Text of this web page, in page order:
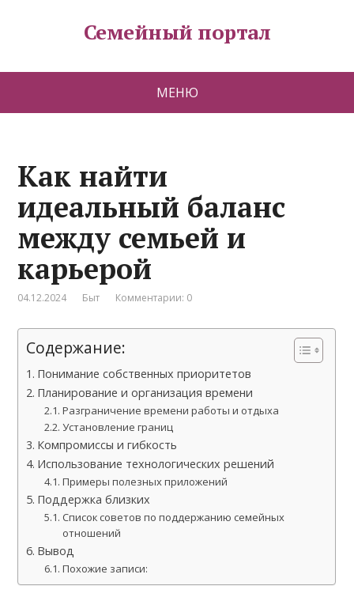
Семейный портал
МЕНЮ
Как найти
идеальный баланс
между семьей и
карьерой
04.12.2024 Быт Комментарии: 0
Содержание:
Понимание собственных приоритетов
Планирование и организация времени
Разграничение времени работы и отдыха
Установление границ
Компромиссы и гибкость
Использование технологических решений
Примеры полезных приложений
Поддержка близких
Список советов по поддержанию семейных
отношений
Вывод
Похожие записи: